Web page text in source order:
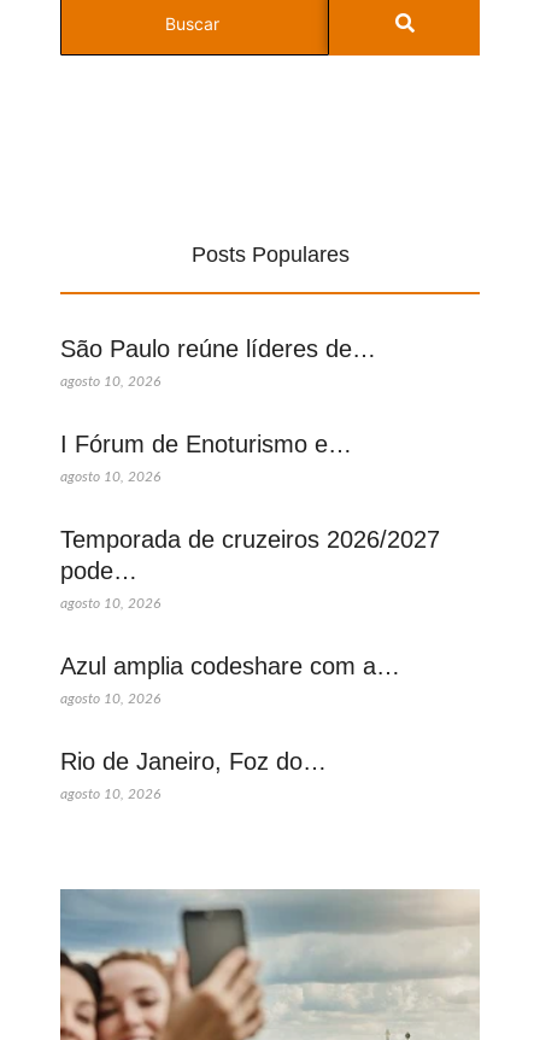
Posts Populares
São Paulo reúne líderes de…
agosto 10, 2026
I Fórum de Enoturismo e…
agosto 10, 2026
Temporada de cruzeiros 2026/2027
pode…
agosto 10, 2026
Azul amplia codeshare com a…
agosto 10, 2026
Rio de Janeiro, Foz do…
agosto 10, 2026